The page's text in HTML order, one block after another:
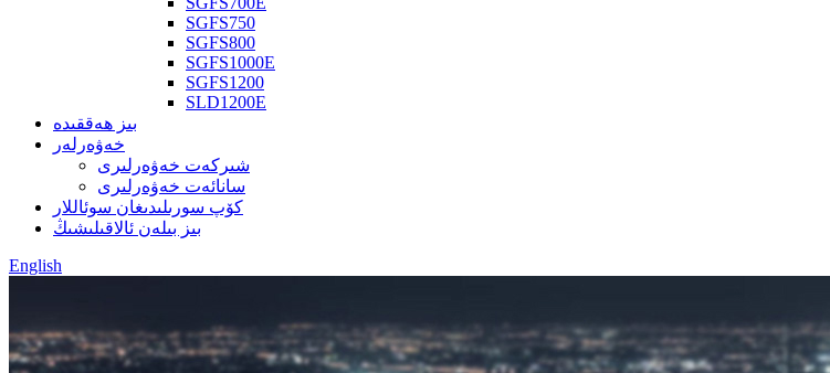
SGFS750
SGFS800
SGFS1000E
SGFS1200
SLD1200E
بىز ھەققىدە
خەۋەرلەر
شىركەت خەۋەرلىرى
سانائەت خەۋەرلىرى
كۆپ سورىلىدىغان سوئاللار
بىز بىلەن ئالاقىلىشىڭ
English